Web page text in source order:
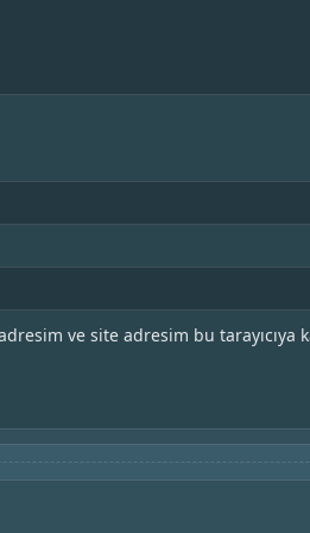
ve site adresim bu tarayıcıya